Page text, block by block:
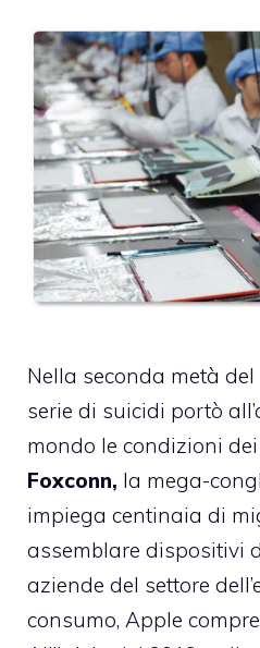
Nella seconda metà
serie di suicidi portò
mondo le condizioni
Foxconn, la mega-
impiega centinaia di
assemblare dispositivi
aziende del settore
consumo, Apple